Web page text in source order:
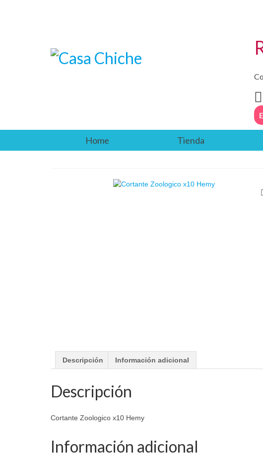
Home Tienda
Descripción Información adicional
Descripción
Cortante Zoologico x10 Hemy
Información adicional